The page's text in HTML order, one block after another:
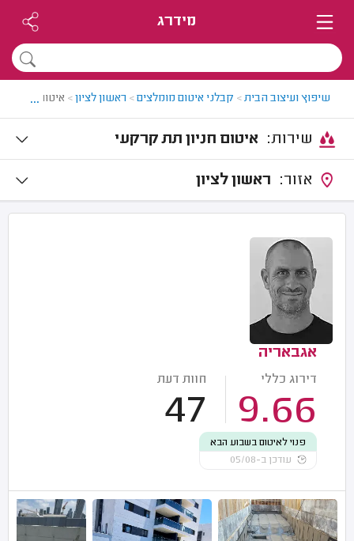
מידרג
שיפוץ ועיצוב הבית> קבלני איטום מומלצים> ראשון לציון> איטום חניון
...
איטום חניון תת קרקעי
ראשון לציון
אגבאריה
דירוג כללי
9.66
חוות דעת
47
פנוי לאיטום בשבוע הבא
עודכן ב-05/08